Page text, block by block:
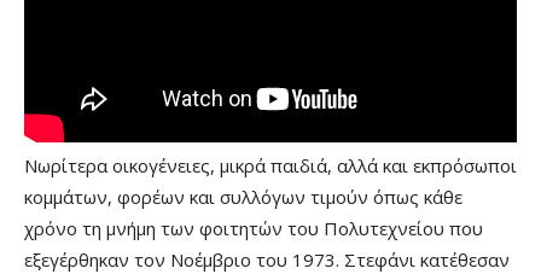
Νωρίτερα οικογένειες, μικρά παιδιά, αλλά και εκπρόσωποι
κομμάτων, φορέων και συλλόγων τιμούν όπως κάθε
χρόνο τη μνήμη των φοιτητών του Πολυτεχνείου που
εξεγέρθηκαν τον Νοέμβριο του 1973. Στεφάνι κατέθεσαν